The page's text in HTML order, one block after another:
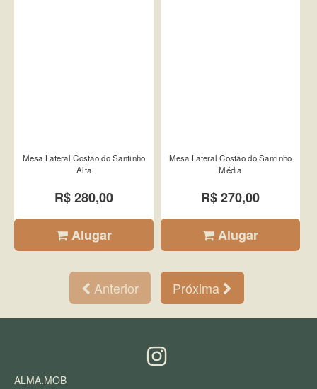
Mesa Lateral Costão do Santinho
Alta
R$ 280,00
Alugar
Mesa Lateral Costão do Santinho
Média
R$ 270,00
Alugar
Anterior Próxima
ALMA.MOB